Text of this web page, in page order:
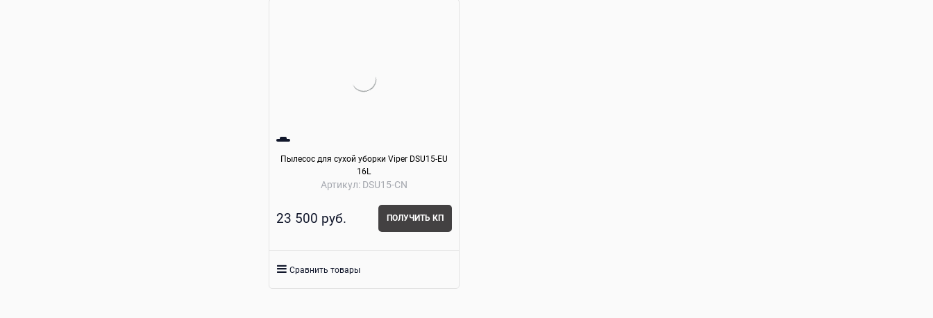
Пылесос для сухой уборки Viper DSU15-EU
16L
Артикул: DSU15-CN
23 500 руб. ПОЛУЧИТЬ КП
Сравнить товары